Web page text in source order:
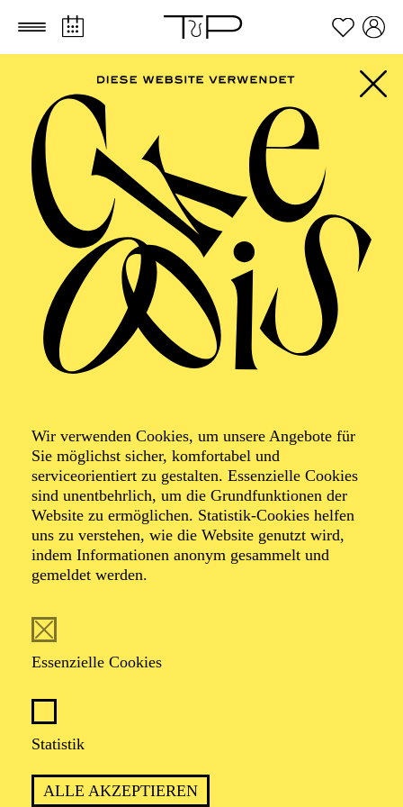
Zum Hauptinhalt springen Zum Footer springen
Wir verwenden Cookies, um unsere Angebote für
Sie möglichst sicher, komfortabel und
serviceorientiert zu gestalten. Essenzielle Cookies
sind unentbehrlich, um die Grundfunktionen der
Website zu ermöglichen. Statistik-Cookies helfen
uns zu verstehen, wie die Website genutzt wird,
indem Informationen anonym gesammelt und
gemeldet werden.
Essenzielle Cookies
Statistik
ALLE AKZEPTIEREN
Foto: Jan Frankl
Alfred Mayerhofer
Kostüme für zahlreiche Schauspiel- und Musiktheater-